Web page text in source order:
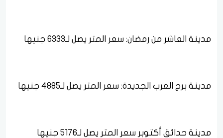
مدينة العاشر من رمضان: سعر المتر يصل لـ6333 جنيها
مدينة برج العرب الجديدة: سعر المتر يصل لـ4885 جنيها
مدينة حدائق أكتوبر سعر المتر يصل لـ5176 جنيها